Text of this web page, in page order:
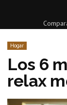
Hogar
Los 6
relax